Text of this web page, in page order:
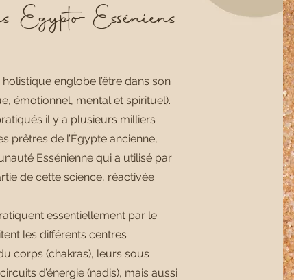
Egypto-Esséniens
englobe l’être dans son
émotionnel, mental et spirituel).
il y a plusieurs milliers
prêtres de l’Égypte ancienne,
Essénienne qui a utilisé par
de cette science, réactivée
essentiellement par le
les différents centres
corps (chakras), leurs sous
d’énergie (nadis), mais aussi